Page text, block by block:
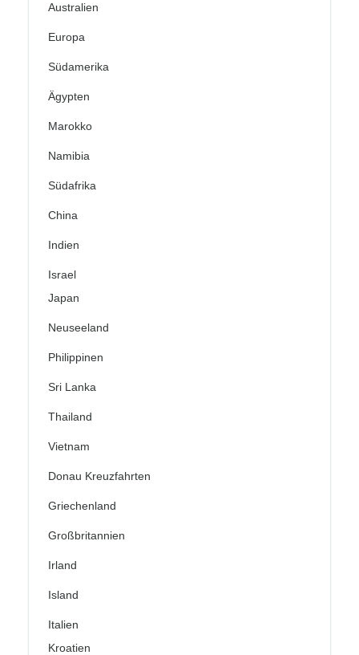
Australien
Europa
Südamerika
Ägypten
Marokko
Namibia
Südafrika
China
Indien
Israel
Japan
Neuseeland
Philippinen
Sri Lanka
Thailand
Vietnam
Donau Kreuzfahrten
Griechenland
Großbritannien
Irland
Island
Italien
Kroatien